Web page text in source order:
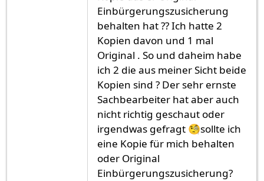
Einbürgerungszusicherung
behalten hat ?? Ich hatte 2
Kopien davon und 1 mal
Original . So und daheim habe
ich 2 die aus meiner Sicht beide
Kopien sind ? Der sehr ernste
Sachbearbeiter hat aber auch
nicht richtig geschaut oder
irgendwas gefragt 🧐sollte ich
eine Kopie für mich behalten
oder Original
Einbürgerungszusicherung?